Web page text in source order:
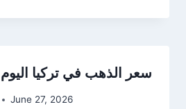
سعر الذهب في تركيا اليوم 27 يونيو 2026
June 27, 2026